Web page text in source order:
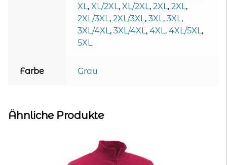
XL, XL/2XL, XL/2XL, 2XL, 2XL,
2XL/3XL, 2XL/3XL, 3XL, 3XL,
3XL/4XL, 3XL/4XL, 4XL, 4XL/5XL,
5XL
Farbe Grau
Ähnliche Produkte